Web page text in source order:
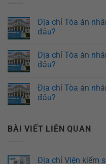
Địa chỉ Tòa án
đâu?
Địa chỉ Tòa án
đâu?
Địa chỉ Tòa án
đâu?
BÀI VIẾT LIÊN QUAN
Địa chỉ Viện kiểm